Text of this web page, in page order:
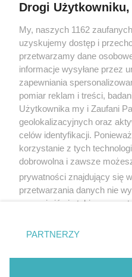
Drogi Użytkowniku,
My, naszych 1162
uzyskujemy dostęp i
przetwarzamy dane
informacje wysyłane przez
zapewniania
pomiar reklam i treści,
Użytkownika my i Zaufani
geolokalizacyjnych oraz
celów identyfikacji.
korzystanie z tych
dobrowolna i zawsze
prywatności znajdujący się
przetwarzania danych nie
sprzeciwić się takiemu
Zapoznaj się z poniższymi
dotyczące przetwarzania
PARTNERZY